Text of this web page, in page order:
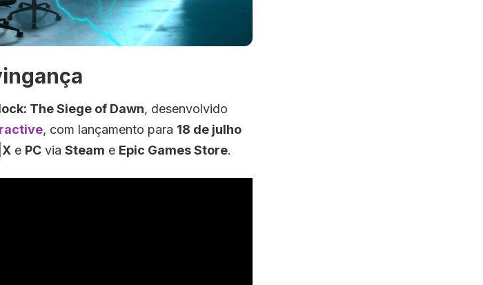
The Siege of Dawn, desenvolvido
, com lançamento para 18 de julho
e PCvia Steam e Epic Games Store.